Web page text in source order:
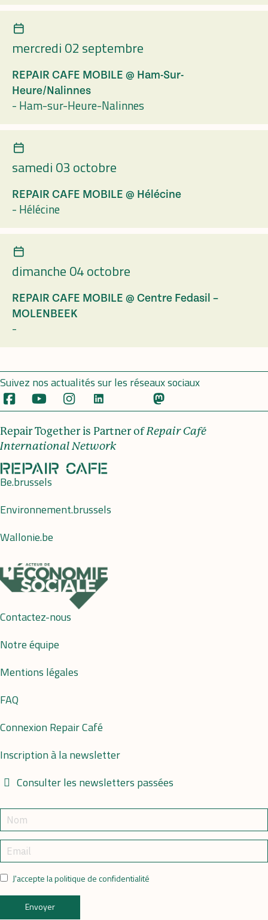
mercredi 02 septembre
REPAIR CAFE MOBILE @ Ham-Sur-
Heure/Nalinnes
- Ham-sur-Heure-Nalinnes
samedi 03 octobre
REPAIR CAFE MOBILE @ Hélécine
- Hélécine
dimanche 04 octobre
REPAIR CAFE MOBILE @ Centre Fedasil –
MOLENBEEK
-
Suivez nos actualités sur les réseaux sociaux
Repair Together is Partner ofRepair Café
International Network
Be.brussels
Environnement.brussels
Wallonie.be
Contactez-nous
Notre équipe
Mentions légales
FAQ
Connexion Repair Café
Inscription à la newsletter
Consulter les newsletters passées
J'accepte la politique de confidentialité
Envoyer